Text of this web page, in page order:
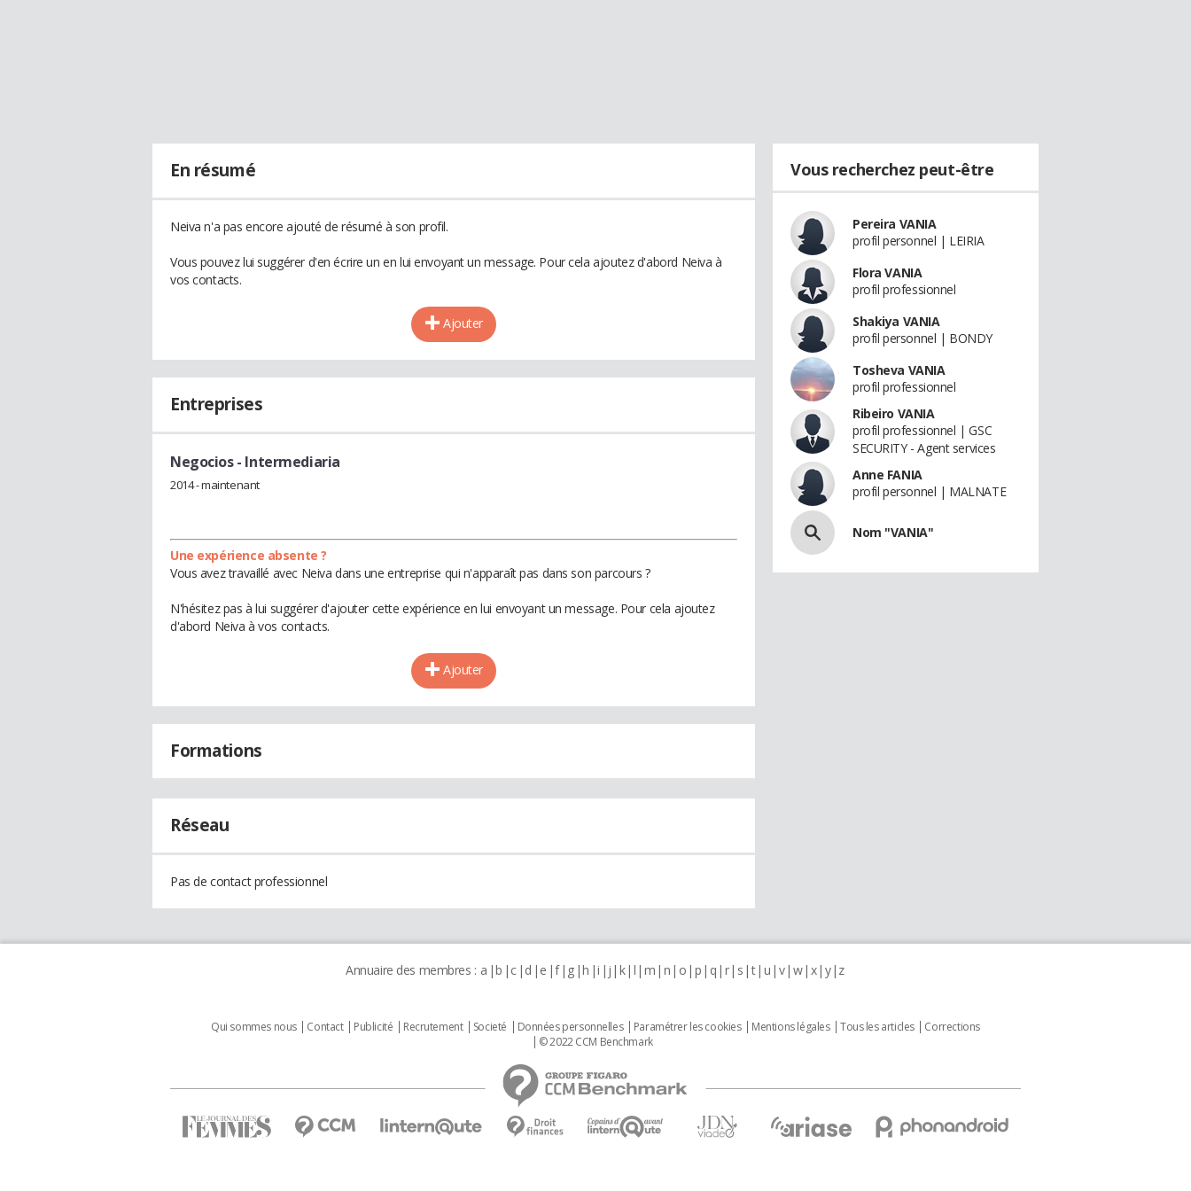
En résumé
Neiva n'a pas encore ajouté de résumé à son profil.
Vous pouvez lui suggérer d'en écrire un en lui envoyant un message. Pour cela ajoutez d'abord Neiva à
vos contacts.
Ajouter
Entreprises
Negocios- Intermediaria
2014 - maintenant
Une expérience absente ?
Vous avez travaillé avec Neiva dans une entreprise qui n'apparaît pas dans son parcours ?
N'hésitez pas à lui suggérer d'ajouter cette expérience en lui envoyant un message. Pour cela ajoutez
d'abord Neiva à vos contacts.
Ajouter
Formations
Réseau
Pas de contact professionnel
Vous recherchez peut-être
Pereira VANIA
profil personnel | LEIRIA
Flora VANIA
profil professionnel
Shakiya VANIA
profil personnel | BONDY
Tosheva VANIA
profil professionnel
Ribeiro VANIA
profil professionnel | GSC
SECURITY - Agent services
Anne FANIA
profil personnel | MALNATE
Nom "VANIA"
Annuaire des membres : a b c d e f g h i j k l m n o p q r s t u v w x y z
Qui sommes nous Contact Publicité Recrutement Societé Données personnelles Paramétrer les cookies Mentions légales Tous les articles
Corrections
© 2022 CCM Benchmark